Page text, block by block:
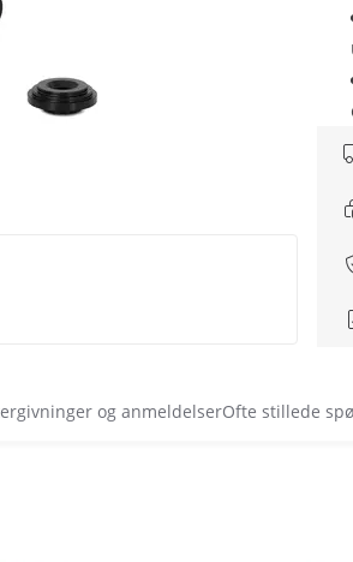
og anmeldelserOfte stillede